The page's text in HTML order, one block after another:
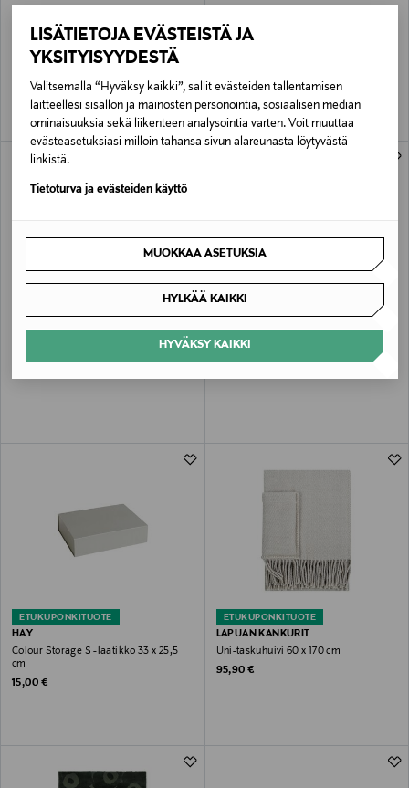
LISÄTIETOJA EVÄSTEISTÄ JA
YKSITYISYYDESTÄ
Valitsemalla “Hyväksy kaikki”, sallit evästeiden tallentamisen
laitteellesi sisällön ja mainosten personointia, sosiaalisen median
ominaisuuksia sekä liikenteen analysointia varten. Voit muuttaa
evästeasetuksiasi milloin tahansa sivun alareunasta löytyvästä
linkistä.
Tietoturva ja evästeiden käyttö
MUOKKAA ASETUKSIA
HYLKÄÄ KAIKKI
HYVÄKSY KAIKKI
ETHNICRAFT
Original Price
939,00 €
IITTALA
JÄSENETU –25%
HAY
HAY Colour Crate S -säilytyskori
ETUKUPONKITUOTE
VM CARPET
Samettimatto
ETUKUPONKITUOTE
HAY
Colour Storage S -laatikko 33 x 25,5
cm
Original Price
15,00 €
ETUKUPONKITUOTE
LAPUAN KANKURIT
Uni-taskuhuivi 60 x 170 cm
Original Price
95,90 €